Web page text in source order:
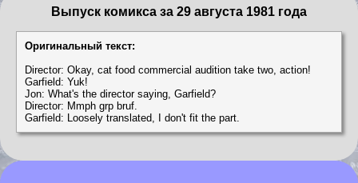
Выпуск комикса за 29 августа 1981 года
Оригинальный текст:
Director: Okay, cat food commercial audition take two, action!
Garfield: Yuk!
Jon: What's the director saying, Garfield?
Director: Mmph grp bruf.
Garfield: Loosely translated, I don't fit the part.